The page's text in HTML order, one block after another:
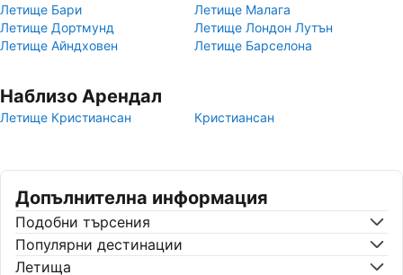
Летище Бари
Летище Малага
Летище Дортмунд
Летище Лондон Лутън
Летище Айндховен
Летище Барселона
Наблизо Арендал
Летище Кристиансан Кристиансан
Допълнителна информация
Подобни търсения
Популярни дестинации
Летища